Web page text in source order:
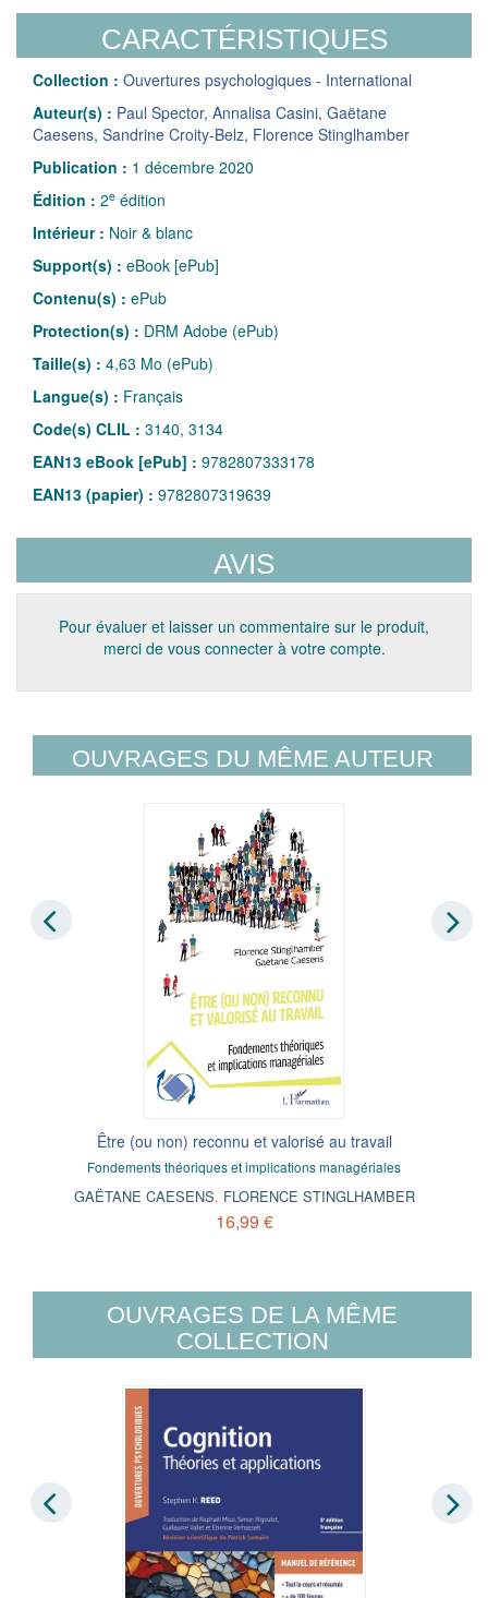
CARACTÉRISTIQUES
Collection : Ouvertures psychologiques - International
Auteur(s) : Paul Spector, Annalisa Casini, Gaëtane
Caesens, Sandrine Croity-Belz, Florence Stinglhamber
Publication : 1 décembre 2020
Édition : 2e édition
Intérieur : Noir & blanc
Support(s) : eBook [ePub]
Contenu(s) : ePub
Protection(s) : DRM Adobe (ePub)
Taille(s) : 4,63 Mo (ePub)
Langue(s) : Français
Code(s) CLIL : 3140, 3134
EAN13 eBook [ePub] : 9782807333178
EAN13 (papier) : 9782807319639
AVIS
Pour évaluer et laisser un commentaire sur le produit,
merci de vous connecter à votre compte.
OUVRAGES DU MÊME AUTEUR
Être (ou non) reconnu et valorisé au travail
Fondements théoriques et implications managériales
GAËTANE CAESENS, FLORENCE STINGLHAMBER
16,99 €
OUVRAGES DE LA MÊME
COLLECTION